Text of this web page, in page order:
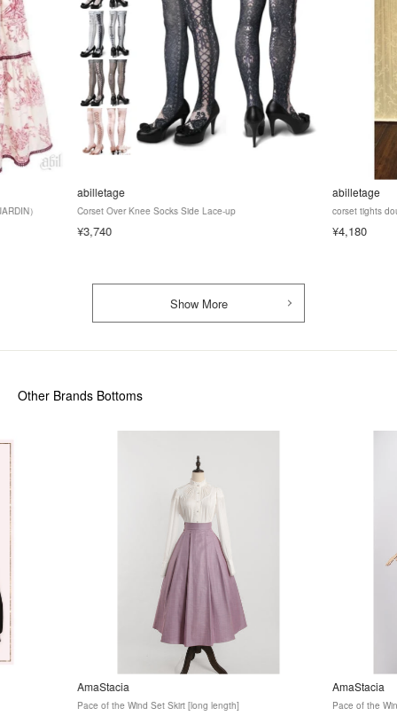
）
abilletage
Corset Over Knee Socks Side Lace-up
¥3,740
abilletage
corset tights
¥4,180
Show More
Other Brands Bottoms
AmaStacia
Pace of the Wind Set Skirt [long length]
AmaStacia
Pace of the